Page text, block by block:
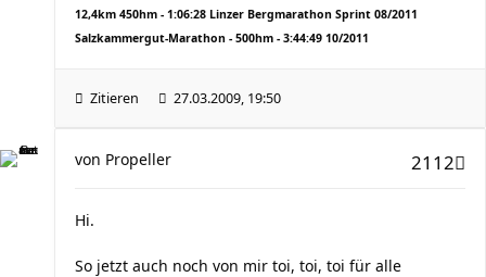
12,4km 450hm - 1:06:28 Linzer Bergmarathon Sprint 08/2011
Salzkammergut-Marathon - 500hm - 3:44:49 10/2011
Zitieren 27.03.2009, 19:50
2112
von Propeller
Hi.
So jetzt auch noch von mir toi, toi, toi für alle